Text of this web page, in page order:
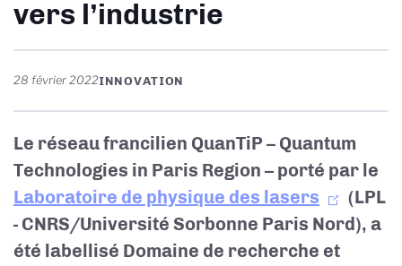
vers l’industrie
28 février 2022INNOVATION
Le réseau francilien QuanTiP – Quantum
Technologies in Paris Region – porté par le
Laboratoire de physique des lasers
(LPL
- CNRS/Université Sorbonne Paris Nord), a
été labellisé Domaine de recherche et